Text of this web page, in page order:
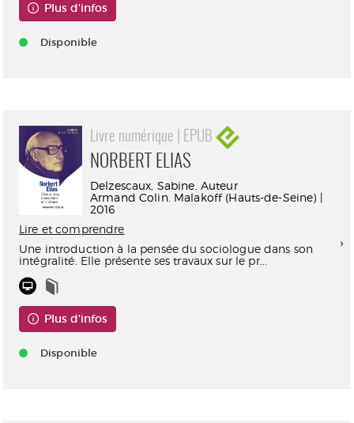
Plus d'infos
Disponible
Livre numérique | EPUB
NORBERT ELIAS
Delzescaux, Sabine. Auteur
Armand Colin. Malakoff (Hauts-de-Seine) |
2016
Lire et comprendre
Une introduction à la pensée du sociologue dans son
intégralité. Elle présente ses travaux sur le pr...
Plus d'infos
Disponible